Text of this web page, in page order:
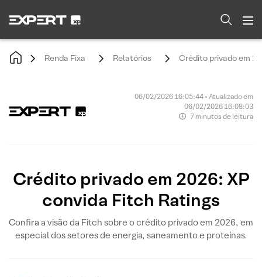
Renda Fixa Relatórios Crédito privado em
06/02/2026 16:05:44 • Atualizado em
06/02/2026 16:08:03
7 minutos de leitura
Crédito privado em 2026: XP
convida Fitch Ratings
Confira a visão da Fitch sobre o crédito privado em 2026, em
especial dos setores de energia, saneamento e proteínas.